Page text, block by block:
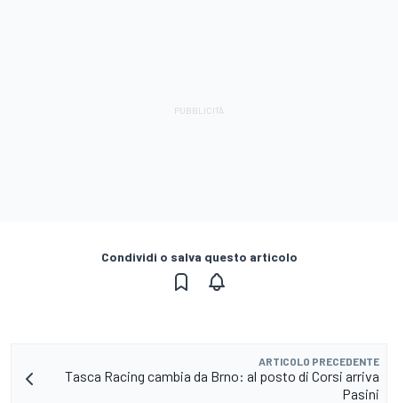
Condividi o salva questo articolo
ARTICOLO PRECEDENTE
Tasca Racing cambia da Brno: al posto di Corsi arriva
Pasini